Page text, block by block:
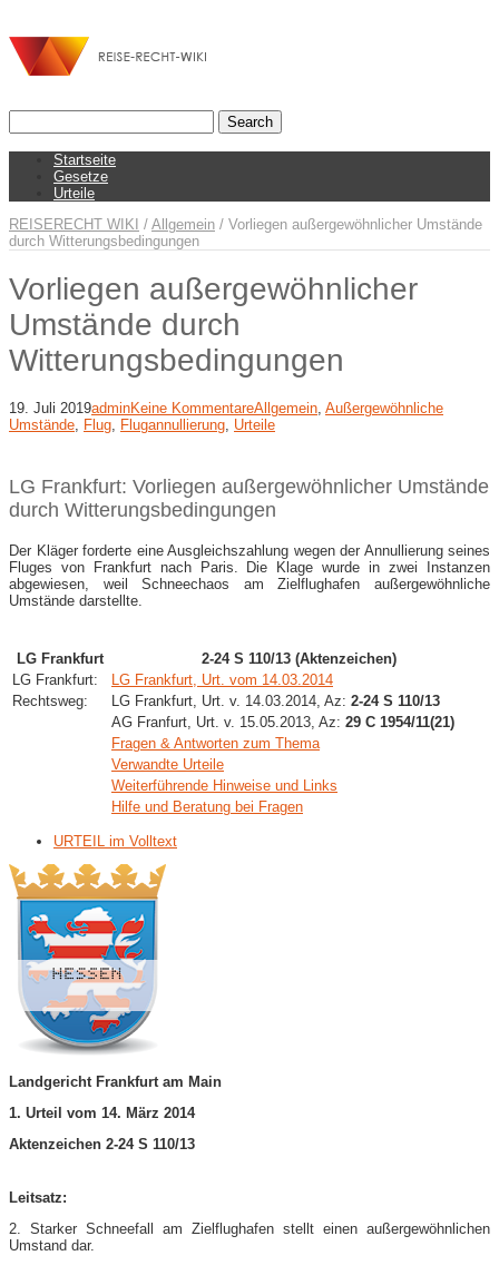
Startseite
Gesetze
Urteile
REISERECHT WIKI / Allgemein / Vorliegen außergewöhnlicher Umstände
durch Witterungsbedingungen
Vorliegen außergewöhnlicher
Umstände durch
Witterungsbedingungen
19. Juli 2019adminKeine KommentareAllgemein Außergewöhnliche
Umstände Flug Flugannullierung Urteile
LG Frankfurt: Vorliegen außergewöhnlicher Umstände
durch Witterungsbedingungen
Der Kläger forderte eine Ausgleichszahlung wegen der Annullierung seines
Fluges von Frankfurt nach Paris. Die Klage wurde in zwei Instanzen
abgewiesen, weil Schneechaos am Zielflughafen außergewöhnliche
Umstände darstellte.
LG Frankfurt
2-24 S 110/13 (Aktenzeichen)
LG Frankfurt:
LG Frankfurt, Urt. vom 14.03.2014
Rechtsweg:
LG Frankfurt, Urt. v. 14.03.2014, Az: 2-24 S 110/13
AG Franfurt, Urt. v. 15.05.2013, Az: 29 C 1954/11(21)
Fragen & Antworten zum Thema
Verwandte Urteile
Weiterführende Hinweise und Links
Hilfe und Beratung bei Fragen
URTEIL im Volltext
Landgericht Frankfurt am Main
1. Urteil vom 14. März 2014
Aktenzeichen 2-24 S 110/13
Leitsatz:
2. Starker Schneefall am Zielflughafen stellt einen außergewöhnlichen
Umstand dar.